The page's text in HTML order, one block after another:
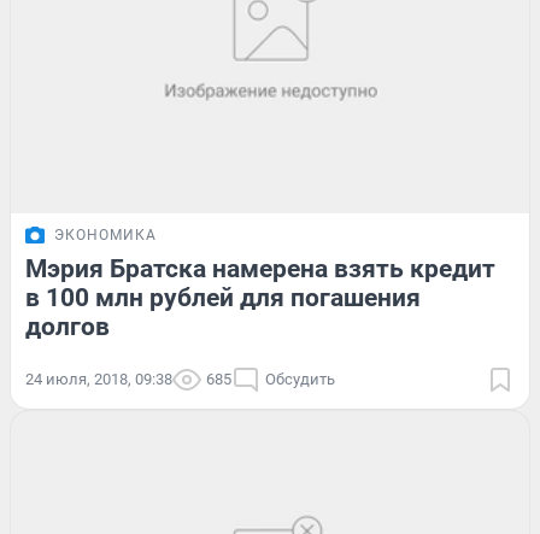
ЭКОНОМИКА
Мэрия Братска намерена взять кредит
в 100 млн рублей для погашения
долгов
24 июля, 2018, 09:38 685 Обсудить